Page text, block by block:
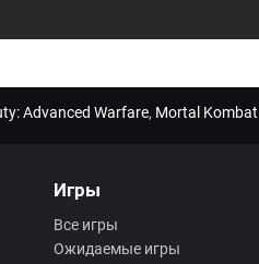
Advanced Warfare, Mortal
Игры
Все игры
Ожидаемые игры